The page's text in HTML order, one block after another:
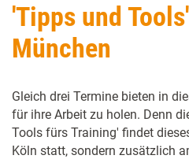
'Tipps und
München
Gleich drei Termine bieten in
für ihre Arbeit zu holen. Denn
Tools fürs Training' findet
Köln statt, sondern zusätzlich